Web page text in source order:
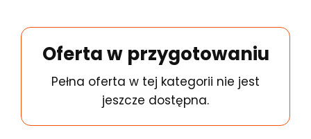
Oferta w przygotowaniu
Pełna oferta w tej kategorii nie jest
jeszcze dostępna.